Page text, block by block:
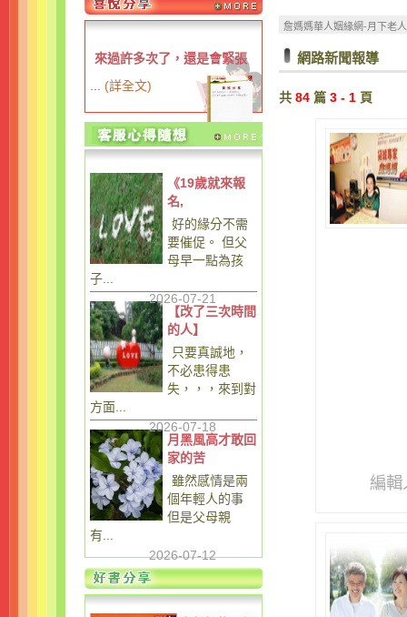
來過許多次了，還是會緊張
(詳全文)
《19歲就來報
名,
好的緣分不需
要催促。 但父
母早一點為孩
子...
2026-07-21
【改了三次時間
的人】
只要真誠地，
不必患得患
失，，，來到對
方面...
2026-07-18
月黑風高才敢回
家的苦
雖然感情是兩
個年輕人的事
但是父母親
有...
2026-07-12
詹媽媽華人姻緣網-月下老
網路新聞報導
共 84 篇 3 - 1 頁
編輯